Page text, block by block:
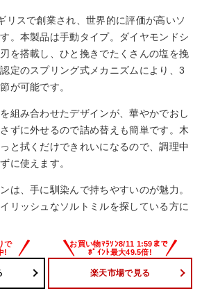
リスで創業され、世界的に評価が高いソ
。本製品は手動タイプ。ダイヤモンドシ
を搭載し、ひと挽きでたくさんの塩を挽
定のスプリング式メカニズムにより、3
が可能です。
組み合わせたデザインが、華やかでおし
ずに外せるので詰め替えも簡単です。木
と拭くだけできれいになるので、調理中
に使えます。
は、手に馴染んで持ちやすいのが魅力。
リッシュなソルトミルを探している方に
楽天市場で見る